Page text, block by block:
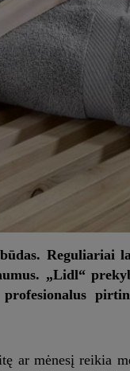
Reguliariai
„Lidl“
ar mėnesį reikia